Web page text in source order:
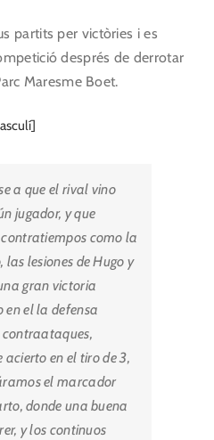
partits per victòries i es
després de derrotar
Maresme Boet.
a que el rival vino
jugador, y que
como la
las lesiones de Hugo y
gran victoria
en el la defensa
en el tiro de 3,
el marcador
donde una buena
y los continuos